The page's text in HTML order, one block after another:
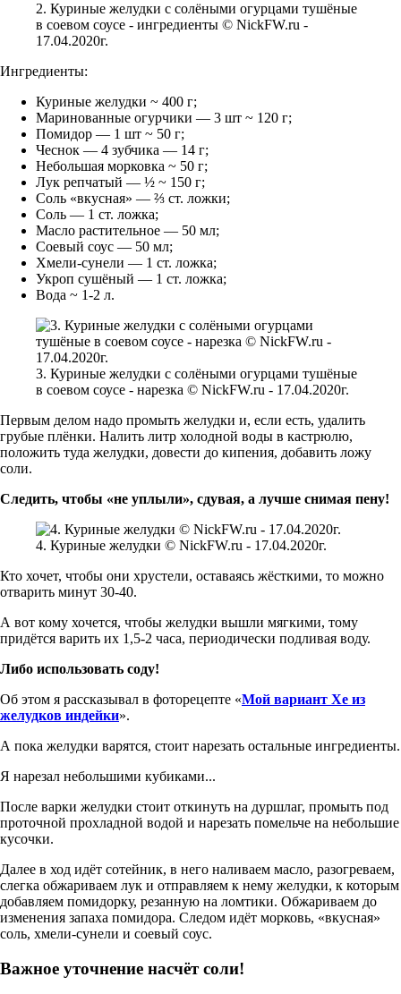
2. Куриные желудки с солёными огурцами тушёные
в соевом соусе - ингредиенты © NickFW.ru -
17.04.2020г.
Ингредиенты:
Куриные желудки ~ 400 г;
Маринованные огурчики — 3 шт ~ 120 г;
Помидор — 1 шт ~ 50 г;
Чеснок — 4 зубчика — 14 г;
Небольшая морковка ~ 50 г;
Лук репчатый — ½ ~ 150 г;
Соль «вкусная» — ⅔ ст. ложки;
Соль — 1 ст. ложка;
Масло растительное — 50 мл;
Соевый соус — 50 мл;
Хмели-сунели — 1 ст. ложка;
Укроп сушёный — 1 ст. ложка;
Вода ~ 1-2 л.
3. Куриные желудки с солёными огурцами тушёные
в соевом соусе - нарезка © NickFW.ru - 17.04.2020г.
Первым делом надо промыть желудки и, если есть, удалить
грубые плёнки. Налить литр холодной воды в кастрюлю,
положить туда желудки, довести до кипения, добавить ложу
соли.
Следить, чтобы «не уплыли», сдувая, а лучше снимая пену!
4. Куриные желудки © NickFW.ru - 17.04.2020г.
Кто хочет, чтобы они хрустели, оставаясь жёсткими, то можно
отварить минут 30-40.
А вот кому хочется, чтобы желудки вышли мягкими, тому
придётся варить их 1,5-2 часа, периодически подливая воду.
Либо использовать соду!
Об этом я рассказывал в фоторецепте «Мой вариант Хе из
желудков индейки».
А пока желудки варятся, стоит нарезать остальные ингредиенты.
Я нарезал небольшими кубиками...
После варки желудки стоит откинуть на дуршлаг, промыть под
проточной прохладной водой и нарезать помельче на небольшие
кусочки.
Далее в ход идёт сотейник, в него наливаем масло, разогреваем,
слегка обжариваем лук и отправляем к нему желудки, к которым
добавляем помидорку, резанную на ломтики. Обжариваем до
изменения запаха помидора. Следом идёт морковь, «вкусная»
соль, хмели-сунели и соевый соус.
Важное уточнение насчёт соли!